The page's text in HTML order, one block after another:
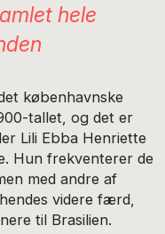
hele
københavnske
tallet, og det er
Lili Ebba Henriette
Hun frekventerer de
med andre af
videre færd,
til Brasilien.